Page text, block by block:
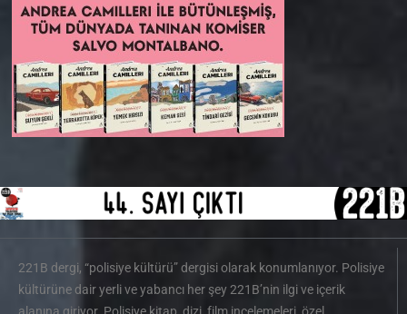
221B dergi, “polisiye kültürü” dergisi olarak konumlanıyor. Polisiye
kültürüne dair yerli ve yabancı her şey 221B’nin ilgi ve içerik